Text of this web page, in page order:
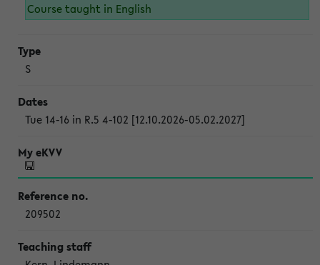
Course taught in English
S
Tue 14-16 in R.5 4-102 [12.10.2026-05.02.2027]
209502